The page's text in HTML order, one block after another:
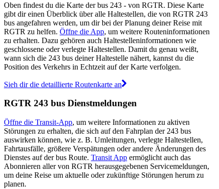
Oben findest du die Karte der bus 243 - von RGTR. Diese Karte
gibt dir einen Überblick über alle Haltestellen, die von RGTR 243
bus angefahren werden, um dir bei der Planung deiner Reise mit
RGTR zu helfen. Öffne die App, um weitere Routeninformationen
zu erhalten. Dazu gehören auch Haltestelleninformationen wie
geschlossene oder verlegte Haltestellen. Damit du genau weißt,
wann sich die 243 bus deiner Haltestelle nähert, kannst du die
Position des Verkehrs in Echtzeit auf der Karte verfolgen.
Sieh dir die detaillierte Routenkarte an
RGTR 243 bus Dienstmeldungen
Öffne die Transit-App, um weitere Informationen zu aktiven
Störungen zu erhalten, die sich auf den Fahrplan der 243 bus
auswirken können, wie z. B. Umleitungen, verlegte Haltestellen,
Fahrtausfälle, größere Verspätungen oder andere Änderungen des
Dienstes auf der bus Route. Transit App ermöglicht auch das
Abonnieren aller von RGTR herausgegebenen Servicemeldungen,
um deine Reise um aktuelle oder zukünftige Störungen herum zu
planen.